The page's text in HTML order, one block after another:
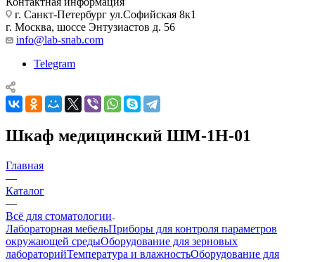
г. Санкт-Петербург ул.Софийская 8к1
г. Москва, шоссе Энтузиастов д. 56
info@lab-snab.com
Telegram
Шкаф медицинский ШМ-1Н-01
Главная
—
Каталог
—
Всё для стоматологии
Лабораторная мебельПриборы для контроля параметров
окружающей средыОборудование для зерновых
лабораторийТемпература и влажностьОборудование для